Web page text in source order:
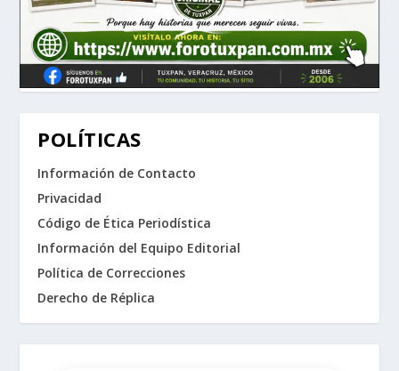
POLÍTICAS
Información de Contacto
Privacidad
Código de Ética Periodística
Información del Equipo Editorial
Política de Correcciones
Derecho de Réplica